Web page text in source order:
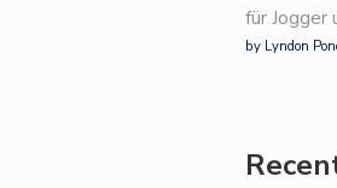
für Jogger
by Lyndon